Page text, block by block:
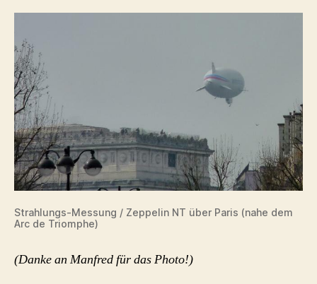
Strahlungs-Messung / Zeppelin NT über Paris (nahe dem
Arc de Triomphe)
(Danke an Manfred für das Photo!)